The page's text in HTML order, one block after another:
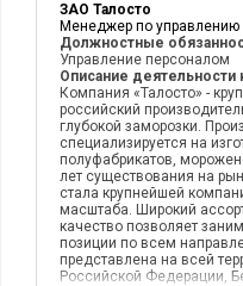
ЗАО Талосто
Менеджер по управлению
Должностные
Управление персоналом
Описание деятельности
Компания «Талосто» -
российский
глубокой заморозки.
специализируется на
полуфабрикатов,
лет существования на
стала крупнейшей
масштаба. Широкий
качество позволяет
позиции по всем
представлена на всей
Российской Федерации,